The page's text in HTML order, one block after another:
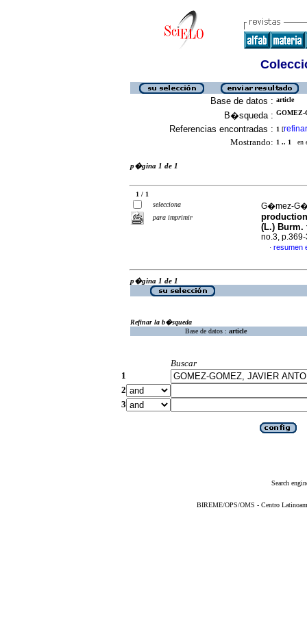
Base de datos : article
B�squeda : GOMEZ-
Referencias encontradas : 1 [refinar
Mostrando: 1 .. 1 en
p�gina 1 de 1
1 / 1
selecciona
para imprimir
G�mez-
(L.) Burm.
no.3,
· resumen
p�gina 1 de 1
Refinar la b�squeda
Base de datos : article
Buscar
1
2
3
Search
BIREME/OPS/OMS - Centro